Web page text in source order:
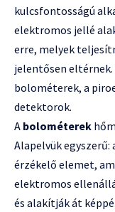
kulcsfontosságú
elektromos jellé
erre, melyek
jelentősen
bolométerek, a
detektorok.
A bolométerek
Alapelvük
érzékelő elemet,
elektromos
és alakítják át